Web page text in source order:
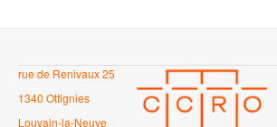
rue de Renivaux 25
1340 Ottignies
Louvain-la-Neuve